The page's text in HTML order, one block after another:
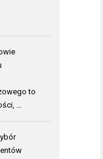
to
…